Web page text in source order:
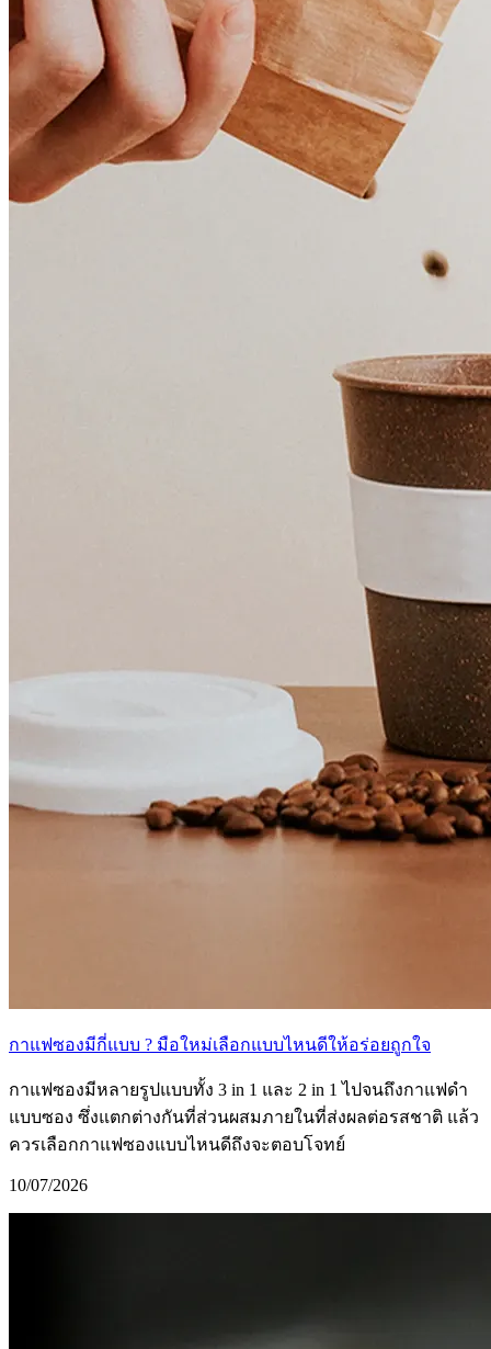
กาแฟซองมีกี่แบบ ? มือใหม่เลือกแบบไหนดีให้อร่อยถูกใจ
กาแฟซองมีหลายรูปแบบทั้ง 3 in 1 และ 2 in 1 ไปจนถึงกาแฟดำ
แบบซอง ซึ่งแตกต่างกันที่ส่วนผสมภายในที่ส่งผลต่อรสชาติ แล้ว
ควรเลือกกาแฟซองแบบไหนดีถึงจะตอบโจทย์
10/07/2026